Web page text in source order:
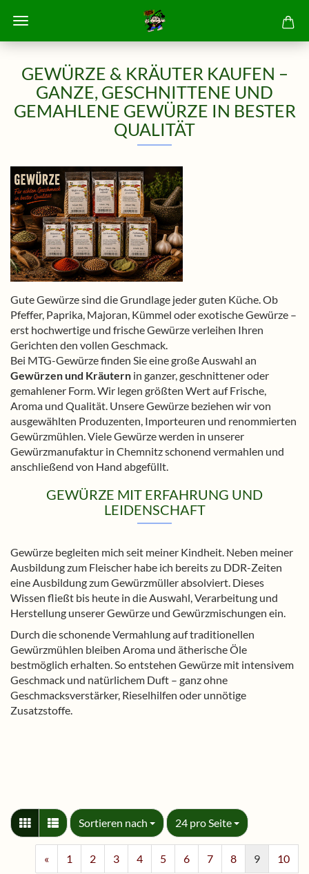
GEWÜRZE & KRÄUTER KAUFEN –
GANZE, GESCHNITTENE UND
GEMAHLENE GEWÜRZE IN BESTER
QUALITÄT
Gute Gewürze sind die Grundlage jeder guten Küche. Ob
Pfeffer, Paprika, Majoran, Kümmel oder exotische Gewürze –
erst hochwertige und frische Gewürze verleihen Ihren
Gerichten den vollen Geschmack.
Bei MTG-Gewürze finden Sie eine große Auswahl an
Gewürzen und Kräutern in ganzer, geschnittener oder
gemahlener Form. Wir legen größten Wert auf Frische,
Aroma und Qualität. Unsere Gewürze beziehen wir von
ausgewählten Produzenten, Importeuren und renommierten
Gewürzmühlen. Viele Gewürze werden in unserer
Gewürzmanufaktur in Chemnitz schonend vermahlen und
anschließend von Hand abgefüllt.
GEWÜRZE MIT ERFAHRUNG UND
LEIDENSCHAFT
Gewürze begleiten mich seit meiner Kindheit. Neben meiner
Ausbildung zum Fleischer habe ich bereits zu DDR-Zeiten
eine Ausbildung zum Gewürzmüller absolviert. Dieses
Wissen fließt bis heute in die Auswahl, Verarbeitung und
Herstellung unserer Gewürze und Gewürzmischungen ein.
Durch die schonende Vermahlung auf traditionellen
Gewürzmühlen bleiben Aroma und ätherische Öle
bestmöglich erhalten. So entstehen Gewürze mit intensivem
Geschmack und natürlichem Duft – ganz ohne
Geschmacksverstärker, Rieselhilfen oder unnötige
Zusatzstoffe.
Sortieren nach
Sortieren nach 24 pro Seite
pro Seite
« 1 2 3 4 5 6 7 8 9 10